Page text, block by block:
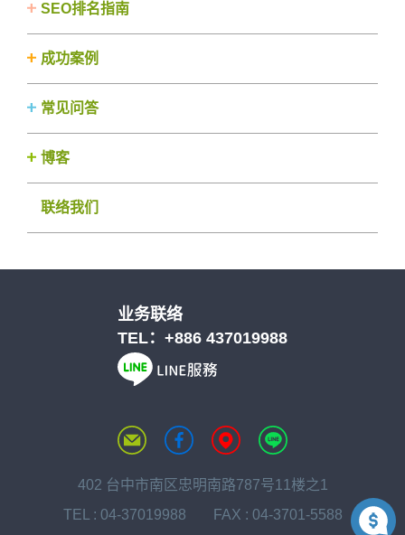
SEO排名指南
成功案例
常见问答
博客
联络我们
业务联络
TEL： +886 437019988
402 台中市南区忠明南路787号11楼之1
TEL : 04-37019988 FAX : 04-3701-5588